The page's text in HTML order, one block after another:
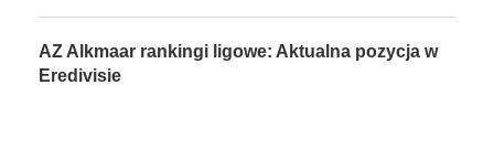
AZ Alkmaar rankingi ligowe: Aktualna pozycja w
Eredivisie